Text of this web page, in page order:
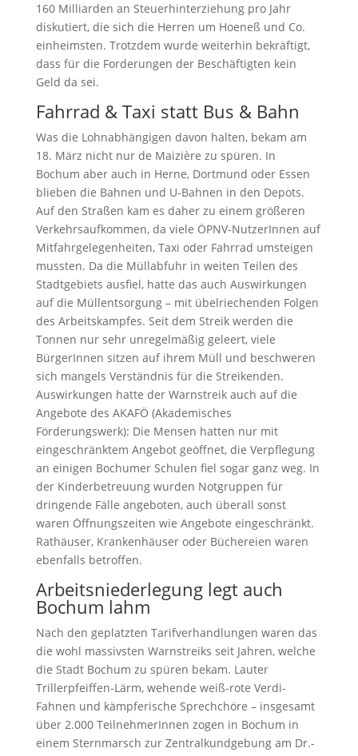
160 Milliarden an Steuerhinterziehung pro Jahr
diskutiert, die sich die Herren um Hoeneß und Co.
einheimsten. Trotzdem wurde weiterhin bekräftigt,
dass für die Forderungen der Beschäftigten kein
Geld da sei.
Fahrrad & Taxi statt Bus & Bahn
Was die Lohnabhängigen davon halten, bekam am
18. März nicht nur de Maizière zu spüren. In
Bochum aber auch in Herne, Dortmund oder Essen
blieben die Bahnen und U-Bahnen in den Depots.
Auf den Straßen kam es daher zu einem größeren
Verkehrsaufkommen, da viele ÖPNV-NutzerInnen auf
Mitfahrgelegenheiten, Taxi oder Fahrrad umsteigen
mussten. Da die Müllabfuhr in weiten Teilen des
Stadtgebiets ausfiel, hatte das auch Auswirkungen
auf die Müllentsorgung – mit übelriechenden Folgen
des Arbeitskampfes. Seit dem Streik werden die
Tonnen nur sehr unregelmäßig geleert, viele
BürgerInnen sitzen auf ihrem Müll und beschweren
sich mangels Verständnis für die Streikenden.
Auswirkungen hatte der Warnstreik auch auf die
Angebote des AKAFÖ (Akademisches
Förderungswerk): Die Mensen hatten nur mit
eingeschränktem Angebot geöffnet, die Verpflegung
an einigen Bochumer Schulen fiel sogar ganz weg. In
der Kinderbetreuung wurden Notgruppen für
dringende Fälle angeboten, auch überall sonst
waren Öffnungszeiten wie Angebote eingeschränkt.
Rathäuser, Krankenhäuser oder Büchereien waren
ebenfalls betroffen.
Arbeitsniederlegung legt auch
Bochum lahm
Nach den geplatzten Tarifverhandlungen waren das
die wohl massivsten Warnstreiks seit Jahren, welche
die Stadt Bochum zu spüren bekam. Lauter
Trillerpfeiffen-Lärm, wehende weiß-rote Verdi-
Fahnen und kämpferische Sprechchöre – insgesamt
über 2.000 TeilnehmerInnen zogen in Bochum in
einem Sternmarsch zur Zentralkundgebung am Dr.-